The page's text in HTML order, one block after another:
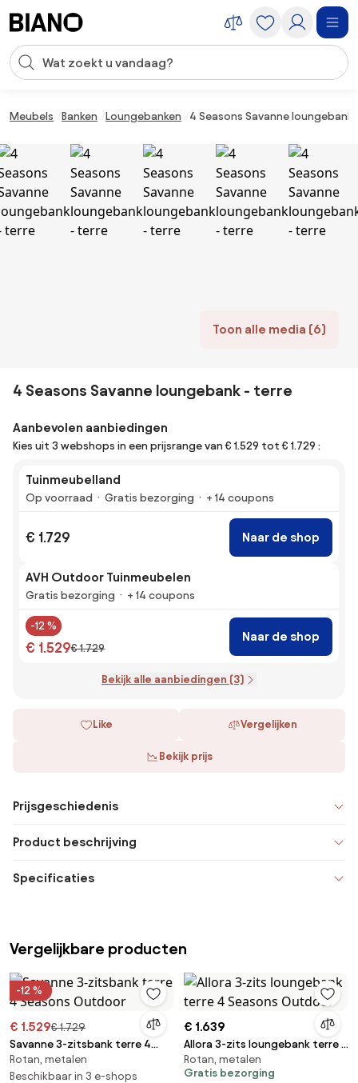
Zoekopdracht invoeren
Meubels Banken Loungebanken 4 Seasons Savanne loungebank
Toon alle media (6)
4 Seasons Savanne loungebank - terre
Aanbevolen aanbiedingen
Kies uit 3 webshops in een prijsrange van € 1.529 tot € 1.729 :
Tuinmeubelland
Op voorraad Gratis bezorging + 14 coupons
€ 1.729 Naar de shop
AVH Outdoor Tuinmeubelen
Gratis bezorging + 14 coupons
-12 %
€ 1.529€ 1.729
Naar de shop
Bekijk alle aanbiedingen (3)
Like Vergelijken
Bekijk prijs
Prijsgeschiedenis
Product beschrijving
Specificaties
Vergelijkbare producten
-12 %
€ 1.529€ 1.729
Savanne 3-zitsbank terre 4
Seasons Outdoor
Rotan, metalen
Beschikbaar in 3 e-shops
€ 1.639
Allora 3-zits loungebank terre 4
Seasons Outdoor
Rotan, metalen
Gratis bezorging